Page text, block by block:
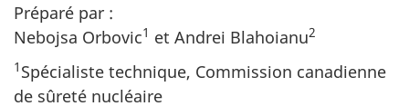
Préparé par :
Nebojsa Orbovic1 et Andrei Blahoianu2
1 Spécialiste technique, Commission canadienne
de sûreté nucléaire